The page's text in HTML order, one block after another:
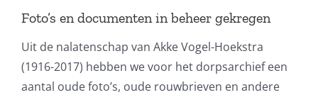
Foto’s en documenten in beheer gekregen
Uit de nalatenschap van Akke Vogel-Hoekstra
(1916-2017) hebben we voor het dorpsarchief een
aantal oude foto’s, oude rouwbrieven en andere